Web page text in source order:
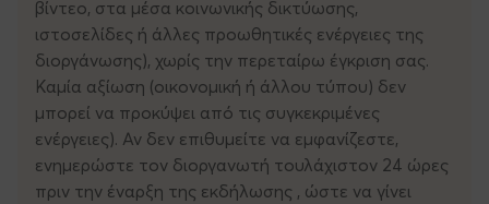
βίντεο, στα μέσα κοινωνικής δικτύωσης,
ιστοσελίδες ή άλλες προωθητικές ενέργειες της
διοργάνωσης), χωρίς την περεταίρω έγκριση σας.
Καμία αξίωση (οικονομική ή άλλου τύπου) δεν
μπορεί να προκύψει από τις συγκεκριμένες
ενέργειες). Αν δεν επιθυμείτε να εμφανίζεστε,
ενημερώστε τον διοργανωτή τουλάχιστον 24 ώρες
πριν την έναρξη της εκδήλωσης , ώστε να γίνει